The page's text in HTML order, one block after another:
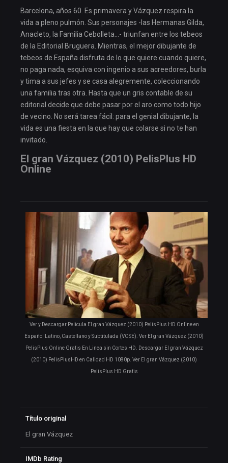
Barcelona, años 60. Es primavera y Vázquez respira la
vida a pleno pulmón. Sus personajes -las Hermanas Gilda,
Anacleto, la Familia Cebolleta…- triunfan entre los tebeos
de la Editorial Bruguera. Mientras, el mejor dibujante de
tebeos de España disfruta de lo que quiere cuando quiere,
no paga nada, esquiva con ingenio a sus acreedores, burla
y tima a sus jefes y se casa alegremente, coleccionando
una familia tras otra. Hasta que un gris contable de su
editorial decide que debe pasar por el aro como todo hijo
de vecino. No será tarea fácil: para el genial dibujante, la
vida es una fiesta en la que hay que colarse si no te han
invitado.
El gran Vázquez (2010) PelisPlus HD
Online
Ver y Descargar Pelicula El gran Vázquez (2010) PelisPlus HD Online en
Español Latino, Castellano y Subtitulada (VOSE). Ver El gran Vázquez (2010)
PelisPlus Online Gratis En Linea sin Cortes HD. Descargar El gran Vázquez
(2010) PelisPlusHD en Calidad HD 1080p. Ver El gran Vázquez (2010)
PelisPlus HD Gratis
Título original
El gran Vázquez
IMDb Rating